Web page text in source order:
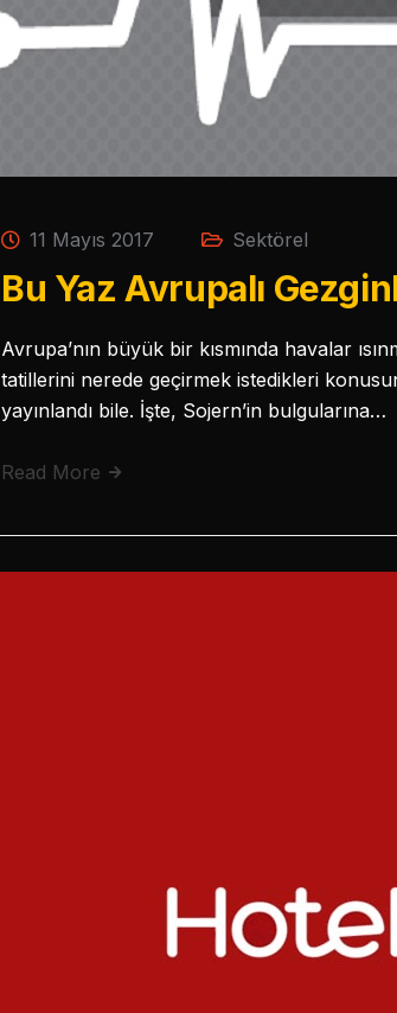
11 Mayıs 2017 Sektörel
Bu Yaz Avrupalı
Avrupa’nın büyük bir kısmında havalar
tatillerini nerede geçirmek istedikleri
yayınlandı bile. İşte, Sojern’in bulgularına…
Read More